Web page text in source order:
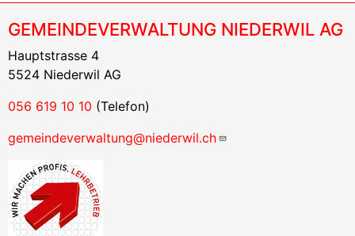
GEMEINDEVERWALTUNG NIEDERWIL AG
Hauptstrasse 4
5524 Niederwil AG
056 619 10 10 (Telefon)
gemeindeverwaltung@niederwil.ch